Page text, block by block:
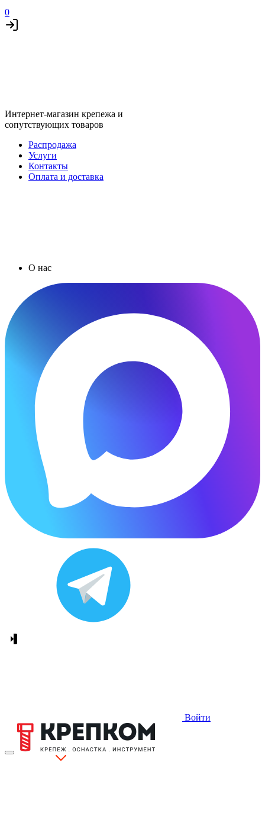
0
Интернет-магазин крепежа и
сопутствующих товаров
Распродажа
Услуги
Контакты
Оплата и доставка
О нас
Войти